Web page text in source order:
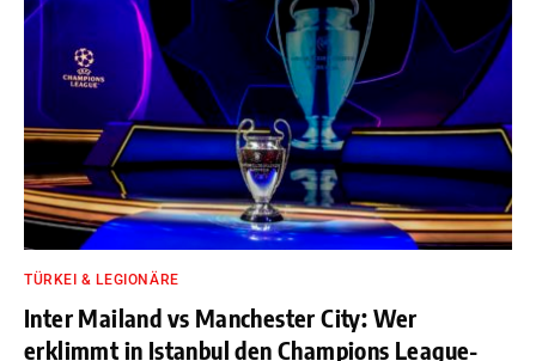
TÜRKEI & LEGIONÄRE
Inter Mailand vs Manchester City: Wer
erklimmt in Istanbul den Champions League-